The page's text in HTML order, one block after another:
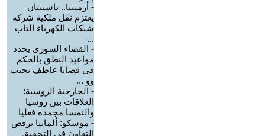
- أرمينيا.. باشينيان
يعتزم نقل ملكية شركة
شبكات الكهرباء التاب
...
- القضاء السوري يحدد
مواعيد النطق بالحكم
في قضايا عاطف نجيب
وو ...
- الخارجية الروسية:
العلاقات بين روسيا
والنمسا مجمدة فعليا
- موسكو: ألمانيا ترفض
التعاون في التحقيق